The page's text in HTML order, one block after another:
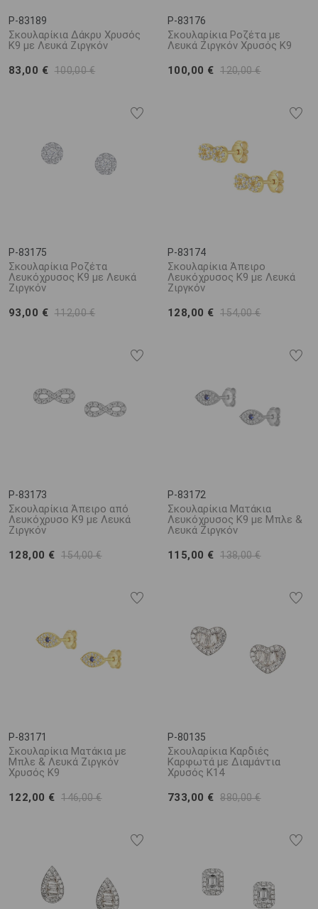
P-83189
Σκουλαρίκια Δάκρυ Χρυσός
Κ9 με Λευκά Ζιργκόν
83,00 € 100,00 €
P-83176
Σκουλαρίκια Ροζέτα με
Λευκά Ζιργκόν Χρυσός K9
100,00 € 120,00 €
P-83175
Σκουλαρίκια Ροζέτα
Λευκόχρυσος K9 με Λευκά
Ζιργκόν
93,00 € 112,00 €
P-83174
Σκουλαρίκια Άπειρο
Λευκόχρυσος K9 με Λευκά
Ζιργκόν
128,00 € 154,00 €
P-83173
Σκουλαρίκια Άπειρο από
Λευκόχρυσο K9 με Λευκά
Ζιργκόν
128,00 € 154,00 €
P-83172
Σκουλαρίκια Ματάκια
Λευκόχρυσος K9 με Μπλε &
Λευκά Ζιργκόν
115,00 € 138,00 €
P-83171
Σκουλαρίκια Ματάκια με
Μπλε & Λευκά Ζιργκόν
Χρυσός Κ9
122,00 € 146,00 €
P-80135
Σκουλαρίκια Καρδιές
Καρφωτά με Διαμάντια
Χρυσός K14
733,00 € 880,00 €